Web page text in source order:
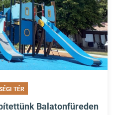
TÉR
Balatonfüreden